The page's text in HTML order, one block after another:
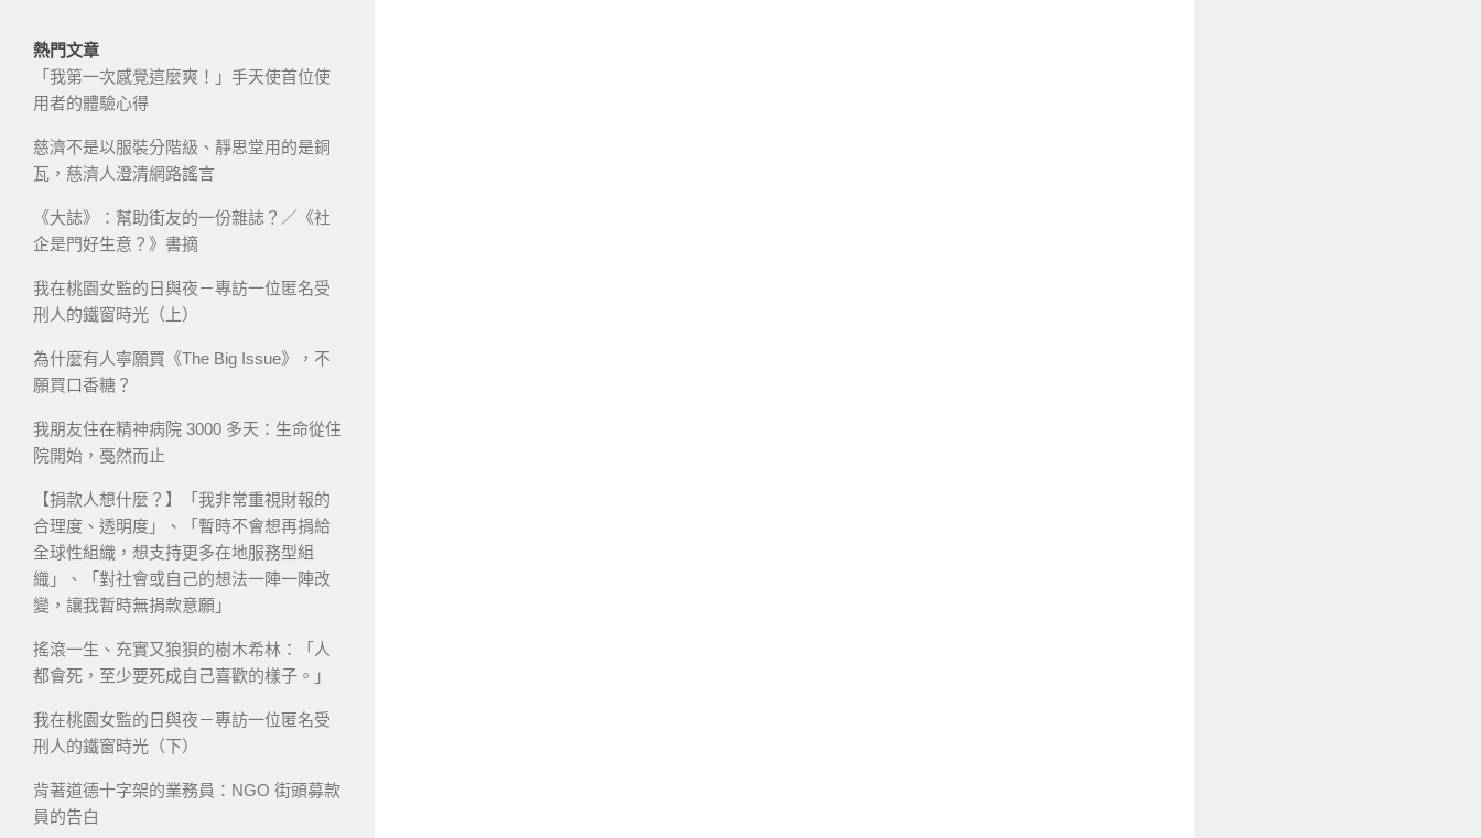
熱門文章
「我第一次感覺這麼爽！」手天使首位使
用者的體驗心得
慈濟不是以服裝分階級、靜思堂用的是銅
瓦，慈濟人澄清網路謠言
《大誌》：幫助街友的一份雜誌？／《社
企是門好生意？》書摘
我在桃園女監的日與夜－專訪一位匿名受
刑人的鐵窗時光（上）
為什麼有人寧願買《The Big Issue》，不
願買口香糖？
我朋友住在精神病院 3000 多天：生命從住
院開始，戞然而止
【捐款人想什麼？】「我非常重視財報的
合理度、透明度」、「暫時不會想再捐給
全球性組織，想支持更多在地服務型組
織」、「對社會或自己的想法一陣一陣改
變，讓我暫時無捐款意願」
搖滾一生、充實又狼狽的樹木希林：「人
都會死，至少要死成自己喜歡的樣子。」
我在桃園女監的日與夜－專訪一位匿名受
刑人的鐵窗時光（下）
背著道德十字架的業務員：NGO 街頭募款
員的告白